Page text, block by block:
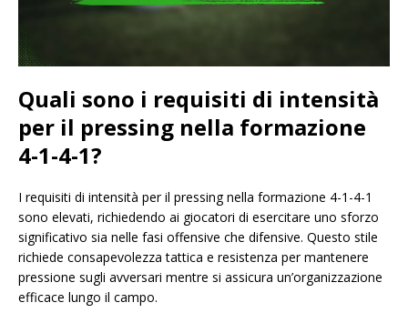
Quali sono i requisiti di intensità
per il pressing nella formazione
4-1-4-1?
I requisiti di intensità per il pressing nella formazione 4-1-4-1
sono elevati, richiedendo ai giocatori di esercitare uno sforzo
significativo sia nelle fasi offensive che difensive. Questo stile
richiede consapevolezza tattica e resistenza per mantenere
pressione sugli avversari mentre si assicura un’organizzazione
efficace lungo il campo.